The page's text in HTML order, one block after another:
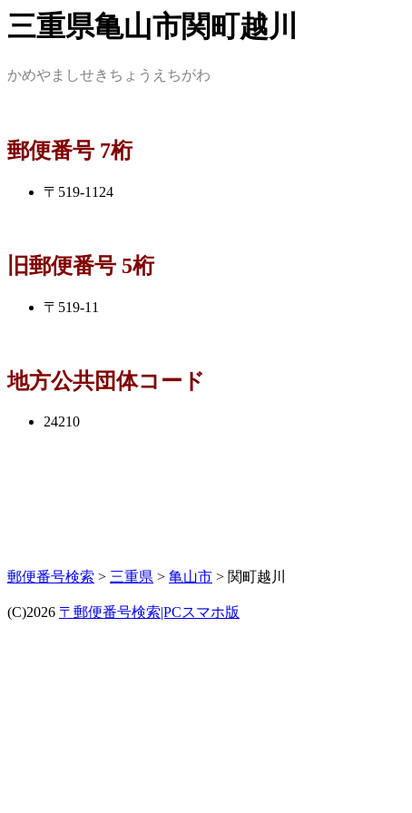
三重県亀山市関町越川
かめやましせきちょうえちがわ
郵便番号 7桁
〒519-1124
旧郵便番号 5桁
〒519-11
地方公共団体コード
24210
郵便番号検索 > 三重県 > 亀山市 > 関町越川
(C)2026 〒郵便番号検索|PCスマホ版